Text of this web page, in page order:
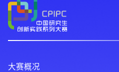
账号
密码
大赛概况